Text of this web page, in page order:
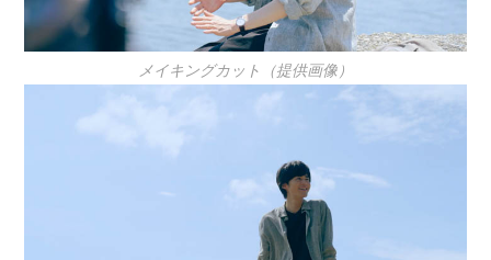
メイキングカット（提供画像）